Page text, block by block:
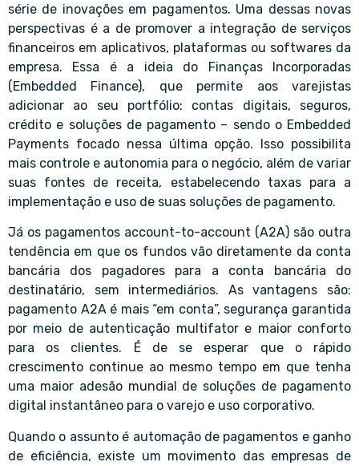
série de inovações em pagamentos. Uma dessas novas
perspectivas é a de promover a integração de serviços
financeiros em aplicativos, plataformas ou softwares da
empresa. Essa é a ideia do Finanças Incorporadas
(Embedded Finance), que permite aos varejistas
adicionar ao seu portfólio: contas digitais, seguros,
crédito e soluções de pagamento – sendo o Embedded
Payments focado nessa última opção. Isso possibilita
mais controle e autonomia para o negócio, além de variar
suas fontes de receita, estabelecendo taxas para a
implementação e uso de suas soluções de pagamento.
Já os pagamentos account-to-account (A2A) são outra
tendência em que os fundos vão diretamente da conta
bancária dos pagadores para a conta bancária do
destinatário, sem intermediários. As vantagens são:
pagamento A2A é mais “em conta”, segurança garantida
por meio de autenticação multifator e maior conforto
para os clientes. É de se esperar que o rápido
crescimento continue ao mesmo tempo em que tenha
uma maior adesão mundial de soluções de pagamento
digital instantâneo para o varejo e uso corporativo.
Quando o assunto é automação de pagamentos e ganho
de eficiência, existe um movimento das empresas de